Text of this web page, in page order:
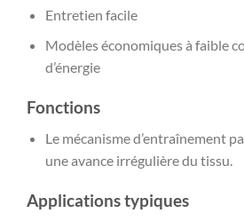
Entretien facile
Modèles économiques à faible
d’énergie
Fonctions
Le mécanisme d’entraînement
une avance irrégulière du tissu.
Applications typiques